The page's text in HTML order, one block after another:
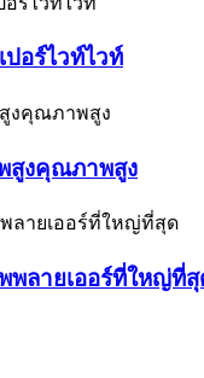
อร์ไวท์ไวท์
สูงคุณภาพสูง
พลายเออร์ที่ใหญ่ที่